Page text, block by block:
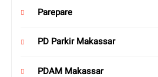
Parepare
PD Parkir Makassar
PDAM Makassar